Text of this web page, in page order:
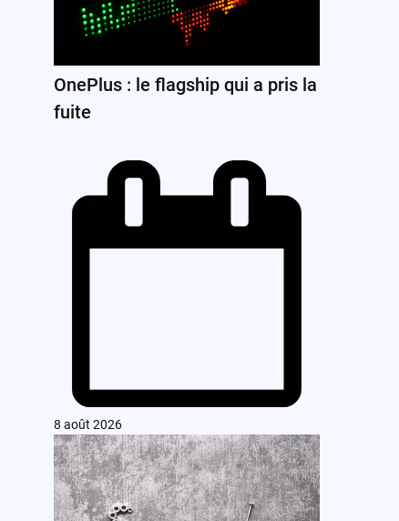
OnePlus : le flagship qui a pris la
fuite
8 août 2026